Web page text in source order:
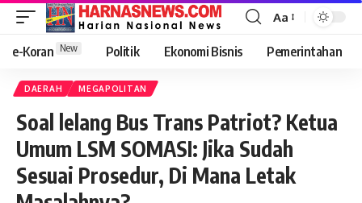
Aa
e-Koran New Politik Ekonomi Bisnis Pemerintahan
DAERAH MEGAPOLITAN
Soal lelang Bus Trans Patriot? Ketua
Umum LSM SOMASI: Jika Sudah
Sesuai Prosedur, Di Mana Letak